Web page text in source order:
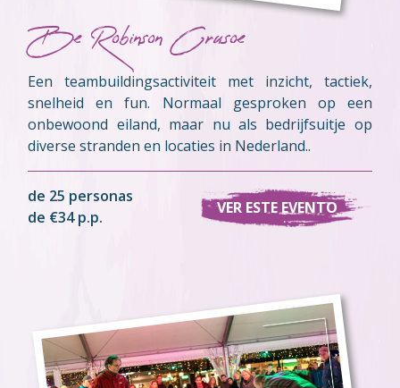
Be Robinson Crusoe
Een teambuildingsactiviteit met inzicht, tactiek,
snelheid en fun. Normaal gesproken op een
onbewoond eiland, maar nu als bedrijfsuitje op
diverse stranden en locaties in Nederland..
de 25 personas
de €34 p.p.
VER ESTE EVENTO